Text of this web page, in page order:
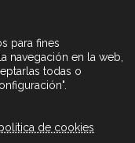
A TRAVÉS DEL
para fines
navegación en la web,
todas o
de cookies